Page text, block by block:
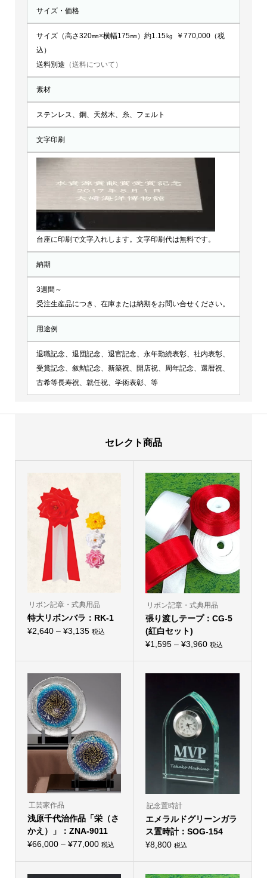
サイズ・価格
サイズ（高さ320㎜×横幅175㎜）約1.15㎏ ￥770,000（税
込）
送料別途 （送料について）
素材
ステンレス、鋼、天然木、糸、フェルト
文字印刷
台座に印刷で文字入れします。文字印刷代は無料です。
納期
3週間～
受注生産品につき、在庫または納期をお問い合せください。
用途例
退職記念、退団記念、退官記念、永年勤続表彰、社内表彰、
受賞記念、叙勲記念、新築祝、開店祝、周年記念、還暦祝、
古希等長寿祝、就任祝、学術表彰、等
セレクト商品
リボン記章・式典用品
特大リボンバラ：RK-1
¥2,640 – ¥3,135価税込
品
に
複
数
の
バ
リ
エ
シ
ョ
り
す。
オ
プ
シ
ョ
ン
商
品
リボン記章・式典用品
張り渡しテープ：CG-5
(紅白セット)
¥1,595 – ¥3,960価
¥3,960
税込
の
あ
り
ま
す。
オ
プ
シ
ン
工芸家作品
浅原千代治作品「栄（さ
かえ）」：ZNA-9011
¥66,000 – ¥77,000価税込
の
記念置時計
エメラルドグリーンガラ
ス置時計：SOG-154
¥8,800 税込